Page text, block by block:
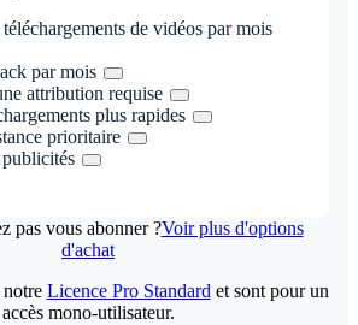
de vidéos par mois
par mois
attribution requise
plus rapides
prioritaire
publicités
pas vous abonner ?Voir plus d'options
d'achat
Licence Pro Standard et sont pour un
accès mono-utilisateur.